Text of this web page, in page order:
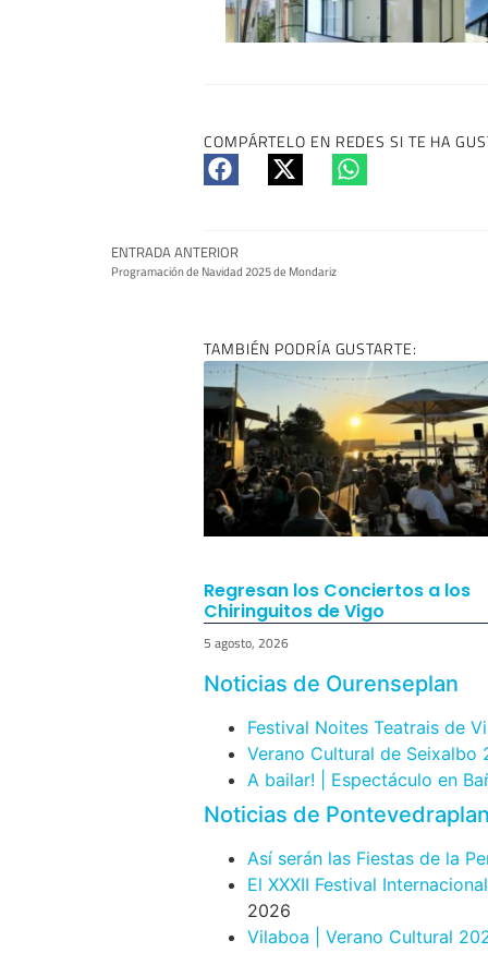
COMPÁRTELO EN REDES SI TE HA
ENTRADA ANTERIOR
Programación de Navidad 2025 de Mondariz
TAMBIÉN PODRÍA GUSTARTE:
Regresan los Conciertos a los
Chiringuitos de Vigo
5 agosto, 2026
Noticias de Ourenseplan
Festival Noites Teatrais de
Verano Cultural de Seixalbo
A bailar! | Espectáculo en
Noticias de
Así serán las Fiestas de la
El XXXII Festival
2026
Vilaboa | Verano Cultural